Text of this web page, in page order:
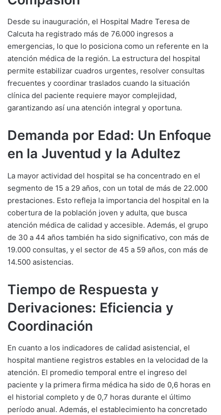
Desde su inauguración, el Hospital Madre Teresa de
Calcuta ha registrado más de 76.000 ingresos a
emergencias, lo que lo posiciona como un referente en la
atención médica de la región. La estructura del hospital
permite estabilizar cuadros urgentes, resolver consultas
frecuentes y coordinar traslados cuando la situación
clínica del paciente requiere mayor complejidad,
garantizando así una atención integral y oportuna.
Demanda por Edad: Un Enfoque
en la Juventud y la Adultez
La mayor actividad del hospital se ha concentrado en el
segmento de 15 a 29 años, con un total de más de 22.000
prestaciones. Esto refleja la importancia del hospital en la
cobertura de la población joven y adulta, que busca
atención médica de calidad y accesible. Además, el grupo
de 30 a 44 años también ha sido significativo, con más de
19.000 consultas, y el sector de 45 a 59 años, con más de
14.500 asistencias.
Tiempo de Respuesta y
Derivaciones: Eficiencia y
Coordinación
En cuanto a los indicadores de calidad asistencial, el
hospital mantiene registros estables en la velocidad de la
atención. El promedio temporal entre el ingreso del
paciente y la primera firma médica ha sido de 0,6 horas en
el historial completo y de 0,7 horas durante el último
período anual. Además, el establecimiento ha concretado